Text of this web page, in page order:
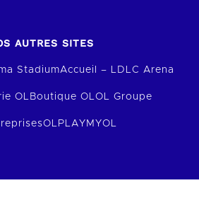
AUTRES SITES
StadiumAccueil – LDLC Arena
OL Boutique OLOL Groupe
OLPLAY MYOL